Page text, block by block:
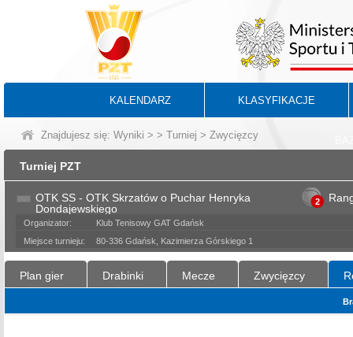
KALENDARZ KLASYFIKACJE
Znajdujesz się: Wyniki > > Turniej > Zwycięzcy
Turniej PZT
OTK SS - OTK Skrzatów o Puchar Henryka
Dondajewskiego
2
Organizator:
Klub Tenisowy GAT Gdańsk
Miejsce turnieju:
80-336 Gdańsk, Kazimierza Górskiego 1
Plan gier Drabinki Mecze Zwycięzcy